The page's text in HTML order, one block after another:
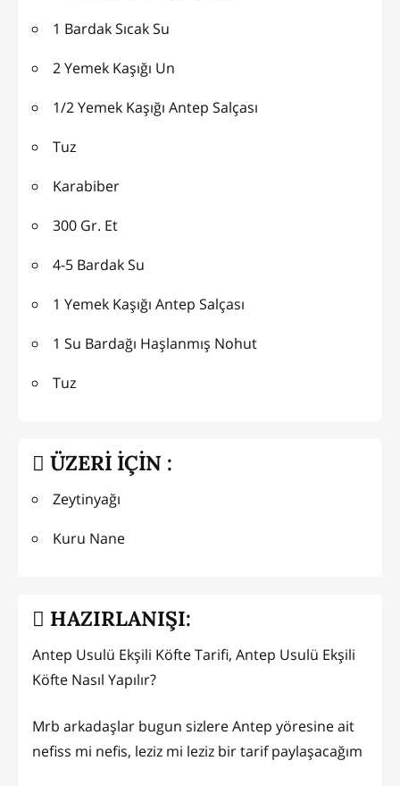
1 Bardak Sıcak Su
2 Yemek Kaşığı Un
1/2 Yemek Kaşığı Antep Salçası
Tuz
Karabiber
300 Gr. Et
4-5 Bardak Su
1 Yemek Kaşığı Antep Salçası
1 Su Bardağı Haşlanmış Nohut
Tuz
ÜZERİ İÇİN :
Zeytinyağı
Kuru Nane
HAZIRLANIŞI:
Antep Usulü Ekşili Köfte Tarifi, Antep Usulü Ekşili
Köfte Nasıl Yapılır?
Mrb arkadaşlar bugun sizlere Antep yöresine ait
nefiss mi nefis, leziz mi leziz bir tarif paylaşacağım